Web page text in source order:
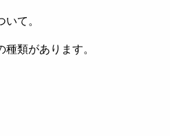
いて。
類があります。